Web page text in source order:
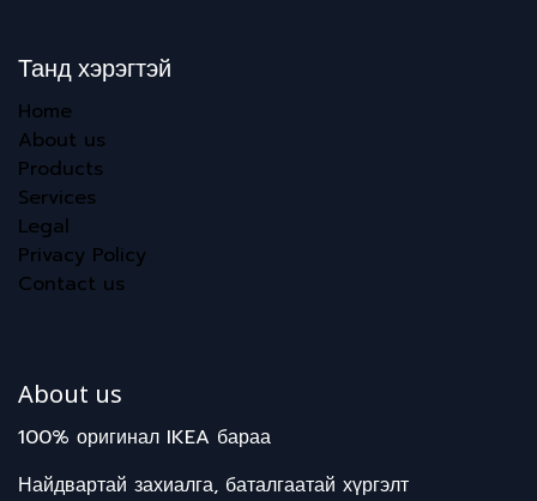
Танд хэрэгтэй
Home
About us
Products
Services
Legal
Privacy Policy
Contact us
About us
100% оригинал IKEA бараа
Найдвартай захиалга, баталгаатай хүргэлт